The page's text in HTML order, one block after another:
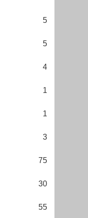
5
5
4
1
1
3
75
30
55